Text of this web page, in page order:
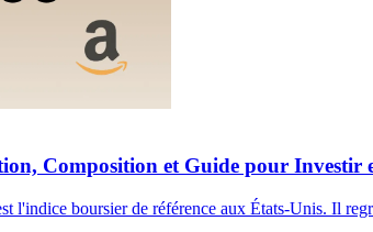
Composition et Guide pour Investir
l'indice boursier de référence aux États-Unis. Il